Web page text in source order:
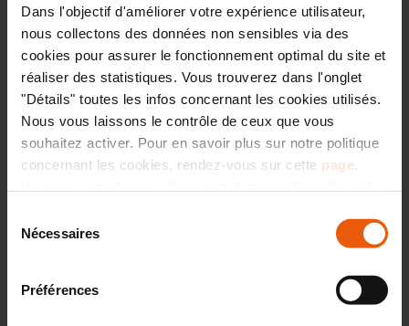
Dans l'objectif d'améliorer votre expérience utilisateur,
nous collectons des données non sensibles via des
cookies pour assurer le fonctionnement optimal du site et
réaliser des statistiques. Vous trouverez dans l'onglet
"Détails" toutes les infos concernant les cookies utilisés.
Nous vous laissons le contrôle de ceux que vous
souhaitez activer. Pour en savoir plus sur notre politique
concernant les cookies, rendez-vous sur cette page.
du site.
Nécessaires
Préférences
Parlons plans !
cuisine (séparés par une verrière), 1 suite